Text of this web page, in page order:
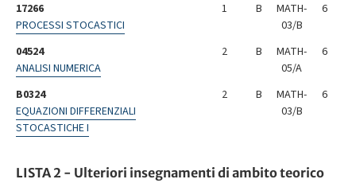
17266
PROCESSI STOCASTICI
1 B
MATH-
03/B
6
04524
ANALISI NUMERICA
2 B
MATH-
05/A
6
B0324
EQUAZIONI DIFFERENZIALI
STOCASTICHE I
2 B
MATH-
03/B
6
LISTA 2 - Ulteriori insegnamenti di ambito teorico